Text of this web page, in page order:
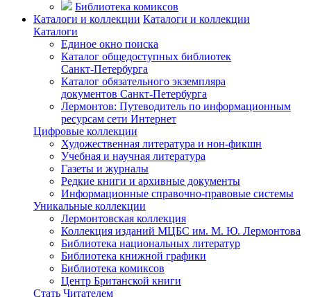
Библиотека комиксов
Каталоги и коллекции Каталоги и коллекции
Каталоги
Единое окно поиска
Каталог общедоступных библиотек
Санкт-Петербурга
Каталог обязательного экземпляра
документов Санкт-Петербурга
Лермонтов: Путеводитель по информационным
ресурсам сети Интернет
Цифровые коллекции
Художественная литература и нон-фикшн
Учебная и научная литература
Газеты и журналы
Редкие книги и архивные документы
Информационные справочно-правовые системы
Уникальные коллекции
Лермонтовская коллекция
Коллекция изданий МЦБС им. М. Ю. Лермонтова
Библиотека национальных литератур
Библиотека книжной графики
Библиотека комиксов
Центр Британской книги
Стать Читателем